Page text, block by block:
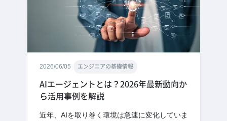
2026/06/05 エンジニアの基礎情報
AIエージェントとは？2026年最新動向か
ら活用事例を解説
近年、AIを取り巻く環境は急速に変化していま